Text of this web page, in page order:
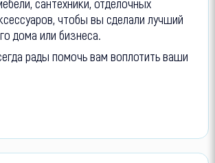
чтобы вы сделали лучший
дома или бизнеса.
рады помочь вам воплотить ваши